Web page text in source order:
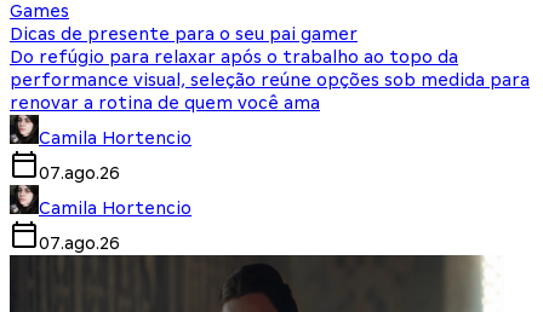
Games
Dicas de presente para o seu pai gamer
Do refúgio para relaxar após o trabalho ao topo da
performance visual, seleção reúne opções sob medida para
renovar a rotina de quem você ama
Camila Hortencio
07.ago.26
Camila Hortencio
07.ago.26